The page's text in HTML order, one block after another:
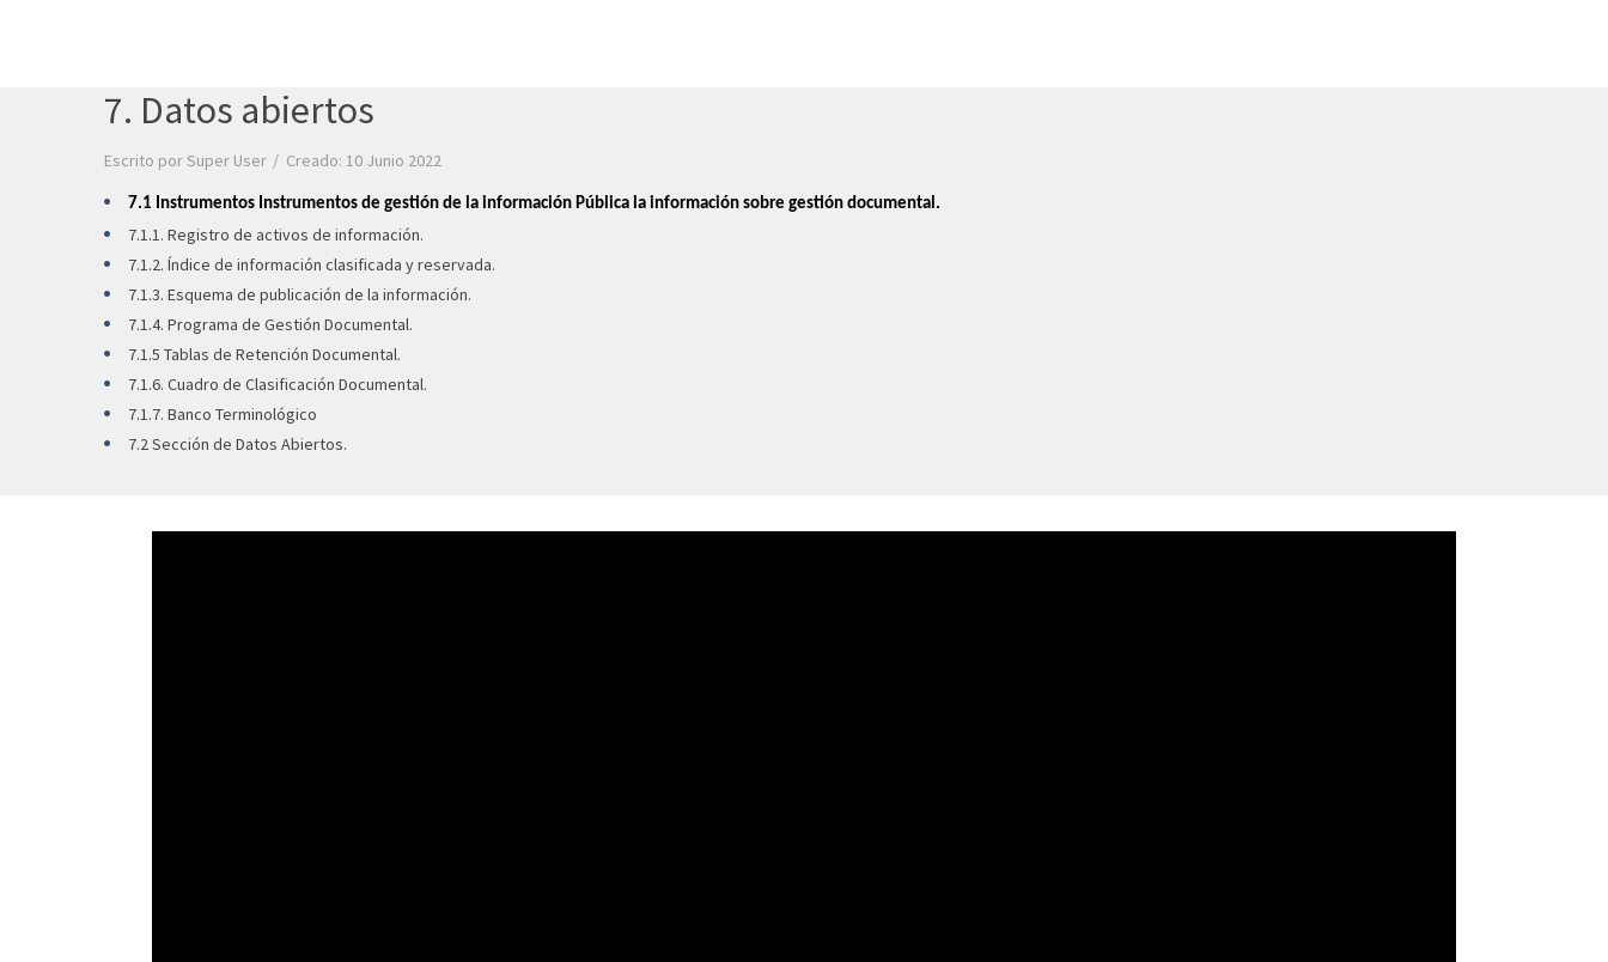
7. Datos abiertos
Escrito porSuper User Creado: 10 Junio 2022
7.1 Instrumentos Instrumentos de gestión de la información Pública la información sobre gestión documental.
7.1.1. Registro de activos de información.
7.1.2. Índice de información clasificada y reservada.
7.1.3. Esquema de publicación de la información.
7.1.4. Programa de Gestión Documental.
7.1.5 Tablas de Retención Documental.
7.1.6. Cuadro de Clasificación Documental.
7.1.7. Banco Terminológico
7.2 Sección de Datos Abiertos.